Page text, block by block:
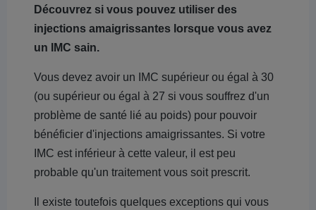
Découvrez si vous pouvez utiliser des
injections amaigrissantes lorsque vous avez
un IMC sain.
Vous devez avoir un IMC supérieur ou égal à 30
(ou supérieur ou égal à 27 si vous souffrez d'un
problème de santé lié au poids) pour pouvoir
bénéficier d'injections amaigrissantes. Si votre
IMC est inférieur à cette valeur, il est peu
probable qu'un traitement vous soit prescrit.
Il existe toutefois quelques exceptions qui vous